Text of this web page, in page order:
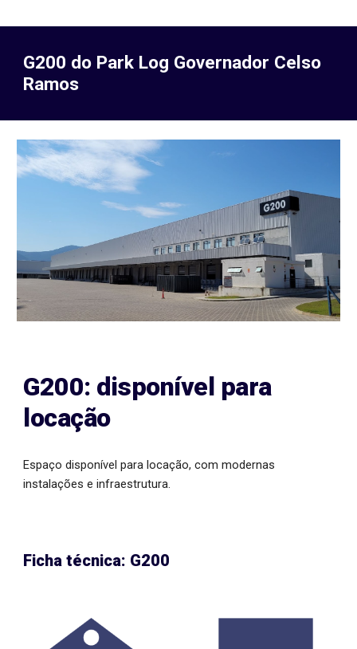
G200 do Park Log Governador Celso
Ramos
G200: disponível para
locação
Espaço disponível para locação, com modernas
instalações e infraestrutura.
Ficha técnica: G200